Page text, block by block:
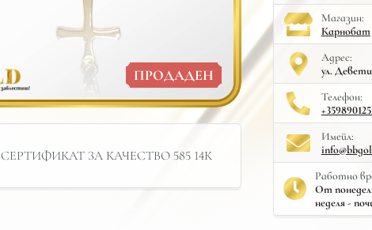
ПРОДАДЕН
СЕРТИФИКАТ ЗА КАЧЕСТВО 585 14К
Mагазин:
Карнобат
Адрес:
ул.
Телефон:
Имейл:
Работно
От
неделя -